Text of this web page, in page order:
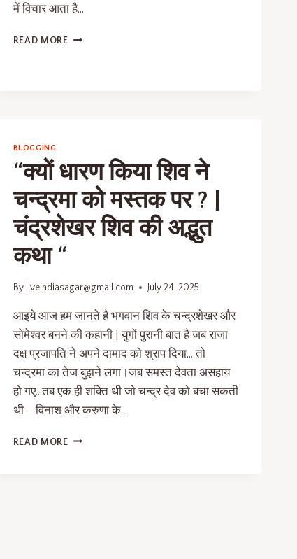
में विचार आता है…
READ MORE
BLOGGING
“क्यों धारण किया शिव ने
चन्द्रमा को मस्तक पर ? |
चंद्रशेखर शिव की अद्भुत
कथा “
By liveindiasagar@gmail.com July 24, 2025
आइये आज हम जानते है भगवान शिव के चन्द्रशेखर और
सोमेश्वर बनने की कहानी | युगों पुरानी बात है जब राजा
दक्ष प्रजापति ने अपने दामाद को श्राप दिया… तो
चन्द्रमा का तेज बुझने लगा।जब समस्त देवता असहाय
हो गए…तब एक ही शक्ति थी जो चन्द्र देव को बचा सकती
थी —विनाश और करुणा के…
READ MORE